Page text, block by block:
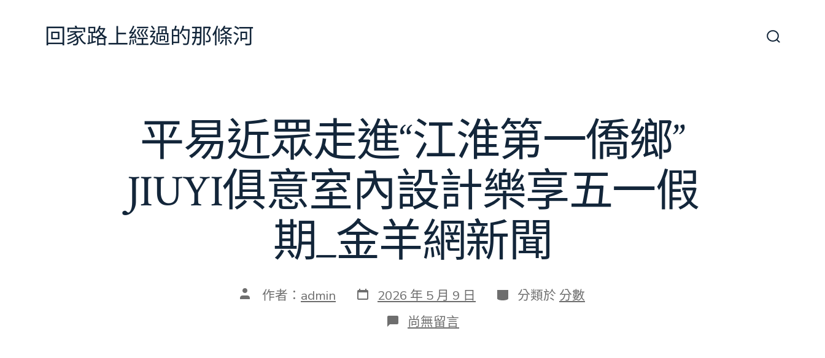
回家路上經過的那條河
平易近眾走進“江淮第一僑鄉”
JIUYI俱意室內設計樂享五一假
期_金羊網新聞
文 作者： admin 發
表
2026 年 5 月 9 日 分
類
分類於 分數
在
〈平
尚無留言